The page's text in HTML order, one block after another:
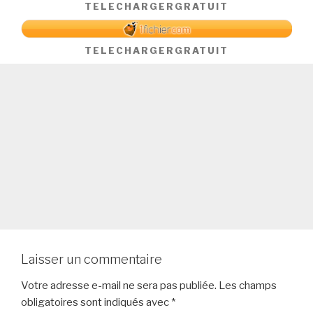
TELECHARGER GRATUIT
TELECHARGER GRATUIT
Laisser un commentaire
Votre adresse e-mail ne sera pas publiée. Les champs
obligatoires sont indiqués avec *